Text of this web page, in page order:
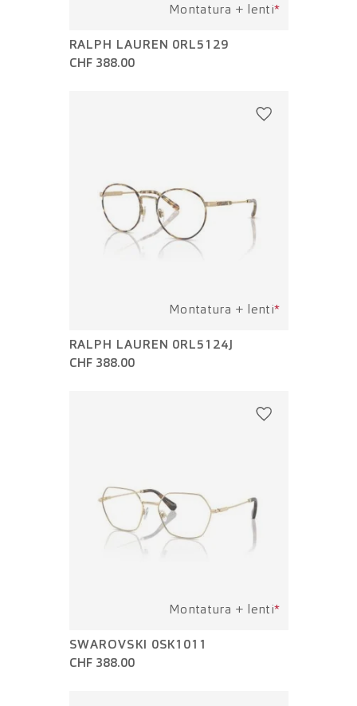
Montatura + lenti*
RALPH LAUREN 0RL5129
CHF 388.00
Montatura + lenti*
RALPH LAUREN 0RL5124J
CHF 388.00
Montatura + lenti*
SWAROVSKI 0SK1011
CHF 388.00